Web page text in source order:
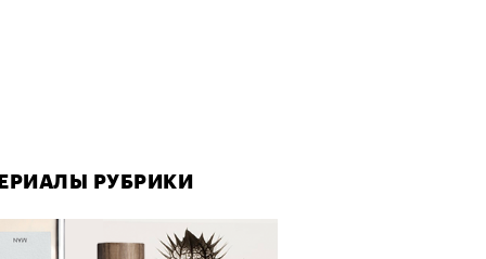
РУБРИКИ
РУБРИКИ